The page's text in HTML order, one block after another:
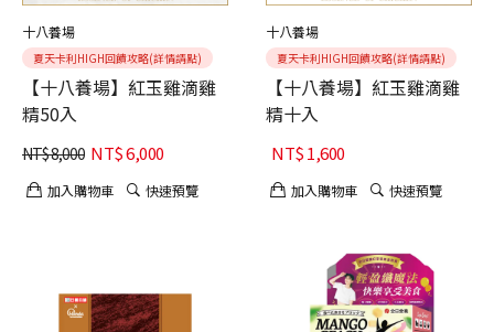
十八養場
夏天卡利HIGH回饋攻略(詳情請點)
【十八養場】紅玉雞滴雞
精50入
NT$8,000 NT$6,000
加入購物車 快速預覽
十八養場
夏天卡利HIGH回饋攻略(詳情請點)
【十八養場】紅玉雞滴雞
精十入
NT$1,600
加入購物車 快速預覽